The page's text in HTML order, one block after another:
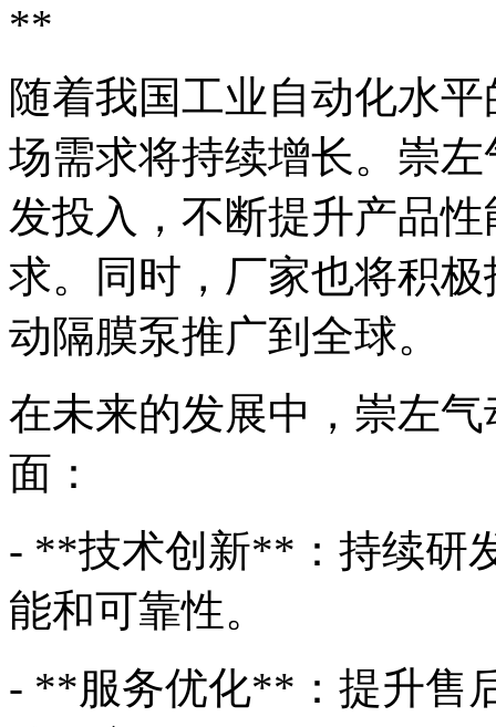
**
随着我国工业自动化水
场需求将持续增长。崇
发投入，不断提升产品
求。同时，厂家也将积
动隔膜泵推广到全球。
在未来的发展中，崇左
面：
- **技术创新**：持续研
能和可靠性。
- **服务优化**：提升售